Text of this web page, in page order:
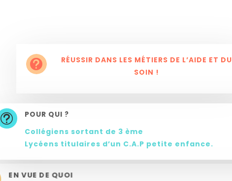

RÉUSSIR DANS LES MÉTIERS DE L’AIDE ET DU
SOIN !
t
POUR QUI ?
Collégiens sortant de 3 ème
Lycéens titulaires d’un C.A.P petite enfance.
EN VUE DE QUOI